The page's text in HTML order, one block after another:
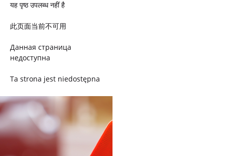
यह पृष्ठ उपलब्ध नहीं है
此页面当前不可用
Данная страница
недоступна
Ta strona jest niedostępna
Trang này không có
Esta página não está
disponível
このページは現在利用できま